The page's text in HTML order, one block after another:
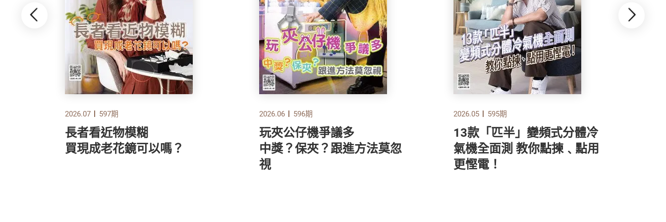
2026.07 597期
長者看近物模糊
買現成老花鏡可以嗎？
2026.06 596期
玩夾公仔機爭議多
中獎？保夾？跟進方法莫忽
視
2026.05 595期
13款「匹半」變頻式分體冷
氣機全面測 教你點揀﹑點用
更慳電！